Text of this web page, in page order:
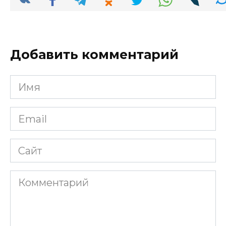
Добавить комментарий
Имя
*
Email
*
Сайт
Комментарий